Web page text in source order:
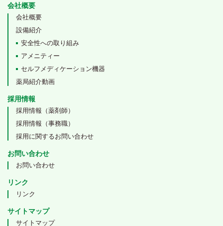
会社概要
会社概要
設備紹介
安全性への取り組み
アメニティー
セルフメディケーション機器
薬局紹介動画
採用情報
採用情報（薬剤師）
採用情報（事務職）
採用に関するお問い合わせ
お問い合わせ
お問い合わせ
リンク
リンク
サイトマップ
サイトマップ